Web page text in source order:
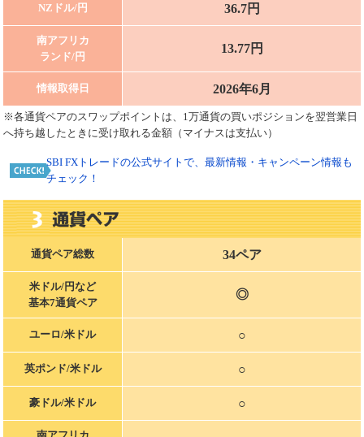
NZドル/円 36.7円
南アフリカ
ランド/円
13.77円
情報取得日 2026年6月
※各通貨ペアのスワップポイントは、1万通貨の買いポジションを翌営業日
へ持ち越したときに受け取れる金額（マイナスは支払い）
SBI FXトレードの公式サイトで、最新情報・キャンペーン情報も
チェック！
通貨ペア総数 34ペア
米ドル/円など
基本7通貨ペア
◎
ユーロ/米ドル ○
英ポンド/米ドル ○
豪ドル/米ドル ○